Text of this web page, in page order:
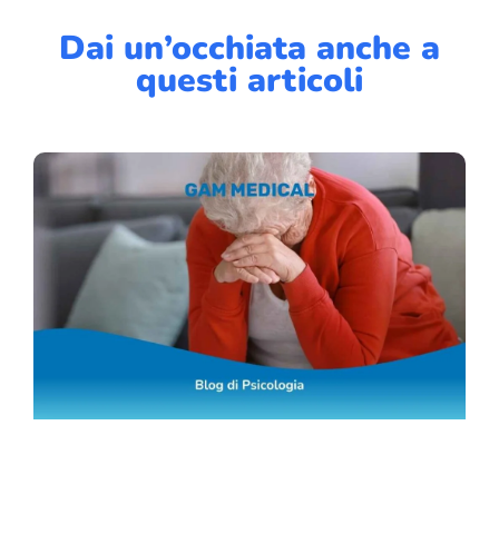
Dai un’occhiata anche a
questi articoli